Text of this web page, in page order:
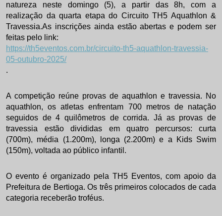
natureza neste domingo (5), a partir das 8h, com a
realização da quarta etapa do Circuito TH5 Aquathlon &
Travessia.As inscrições ainda estão abertas e podem ser
feitas pelo link:
https://th5eventos.com.br/circuito-th5-aquathlon-travessia-
05-outubro-2025/
.
A competição reúne provas de aquathlon e travessia. No
aquathlon, os atletas enfrentam 700 metros de natação
seguidos de 4 quilômetros de corrida. Já as provas de
travessia estão divididas em quatro percursos: curta
(700m), média (1.200m), longa (2.200m) e a Kids Swim
(150m), voltada ao público infantil.
O evento é organizado pela TH5 Eventos, com apoio da
Prefeitura de Bertioga. Os três primeiros colocados de cada
categoria receberão troféus.